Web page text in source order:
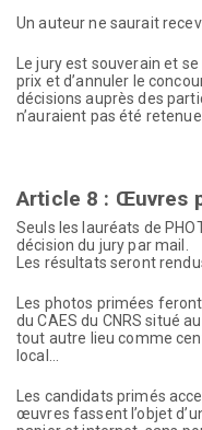
Un auteur ne saurait
Le jury est souverain et
prix et d’annuler le
décisions auprès des
n’auraient pas été
Article 8 : Œuvres
Seuls les lauréats de
décision du jury par mail.
Les résultats seront
Les photos primées feront
du CAES du CNRS situé
tout autre lieu comme
local…
Les candidats primés
œuvres fassent l’objet